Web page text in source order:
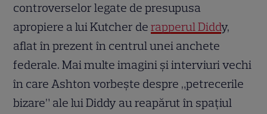
controverselor legate de presupusa
apropiere a lui Kutcher derapperul Diddy,
aflat în prezent în centrul unei anchete
federale. Mai multe imagini și interviuri vechi
în care Ashton vorbește despre „petrecerile
bizare” ale lui Diddy au reapărut în spațiul